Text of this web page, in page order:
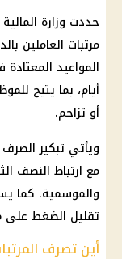
حددت وزارة المالية
مرتبات العاملين
أيام، بما يتيح
أو تزاحم.
ويأتي تبكير
مع ارتباط النصف
والموسمية. كما
تقليل الضغط على
أين تصرف